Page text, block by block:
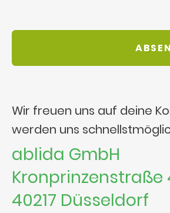
Wir freuen uns auf deine
werden uns
ablida GmbH
Kronprinzenstraße
40217 Düsseldorf